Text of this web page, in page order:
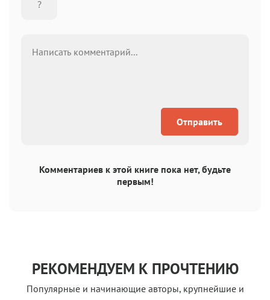
Отправить
Комментариев к этой книге пока нет, будьте
первым!
РЕКОМЕНДУЕМ К ПРОЧТЕНИЮ
Популярные и начинающие авторы, крупнейшие и